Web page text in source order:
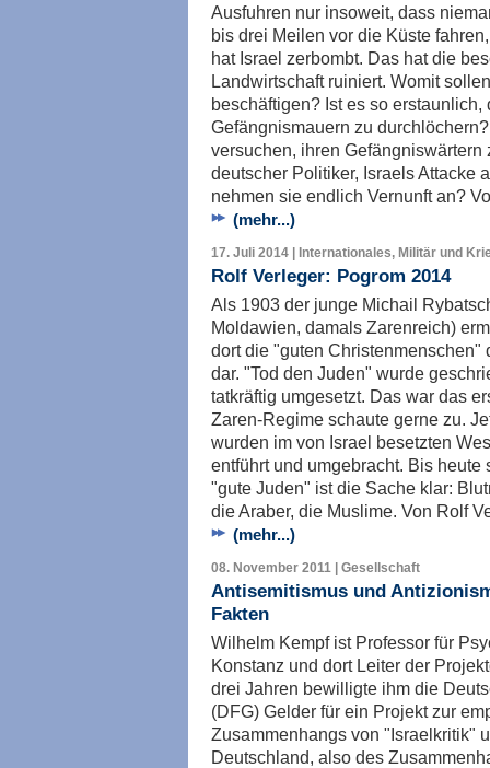
Ausfuhren nur insoweit, dass
bis drei Meilen vor die Küste
hat Israel zerbombt. Das hat die
Landwirtschaft ruiniert. Womit
beschäftigen? Ist es so
Gefängnismauern zu
versuchen, ihren
deutscher Politiker, Israels Attacke
nehmen sie endlich Vernunft an?
(mehr...)
17. Juli 2014 | Internationales, Militär und
Rolf Verleger: Pogrom 2014
Als 1903 der junge Michail
Moldawien, damals Zarenreich)
dort die "guten
dar. "Tod den Juden" wurde
tatkräftig umgesetzt. Das war das
Zaren-Regime schaute gerne zu.
wurden im von Israel besetzten
entführt und umgebracht. Bis
"gute Juden" ist die Sache klar:
die Araber, die Muslime. Von Rolf
(mehr...)
08. November 2011 | Gesellschaft
Antisemitismus und
Fakten
Wilhelm Kempf ist Professor für
Konstanz und dort Leiter der
drei Jahren bewilligte ihm die
(DFG) Gelder für ein Projekt zur
Zusammenhangs von "Israelkritik"
Deutschland, also des